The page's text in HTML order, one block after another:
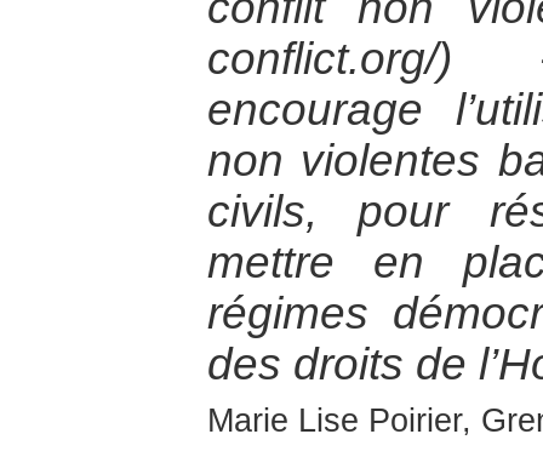
encourage
non violentes
civils, pour
mettre en
régimes
des droits de
Marie Lise Poirier,